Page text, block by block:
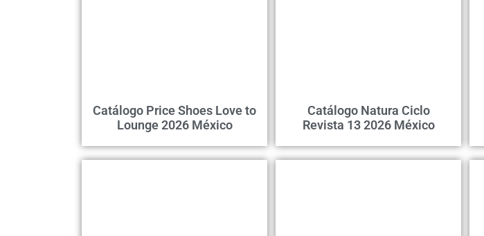
Catálogo Price Shoes Love to
Lounge 2026 México
Catálogo Natura Ciclo
Revista 13 2026 México